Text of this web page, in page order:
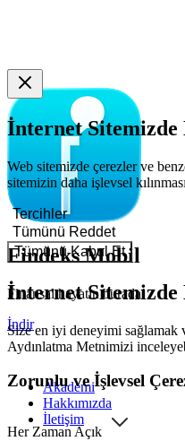
İnternet
Web sitemizde çerezler ve
sitemizin daha işlevsel
Tercihler
Tümünü Reddet
Tümünü Kabul Et
İnternet
Size en iyi deneyimi sağlamak
Aydınlatma Metnimizi
Zorunlu ve İşlevsel
Her Zaman Açık
Findeks Mobil
Finansal hayatın burada!
İndir
Akademi
Hakkımızda
İletişim